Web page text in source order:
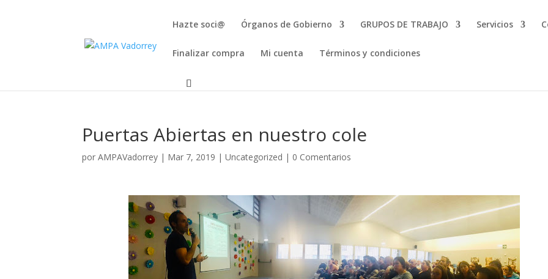
Hazte soci@ Órganos de Gobierno GRUPOS DE TRABAJO Servicios
Finalizar compra Mi cuenta Términos y condiciones
Puertas Abiertas en nuestro cole
porAMPAVadorrey | Mar 7, 2019 |Uncategorized | 0 Comentarios